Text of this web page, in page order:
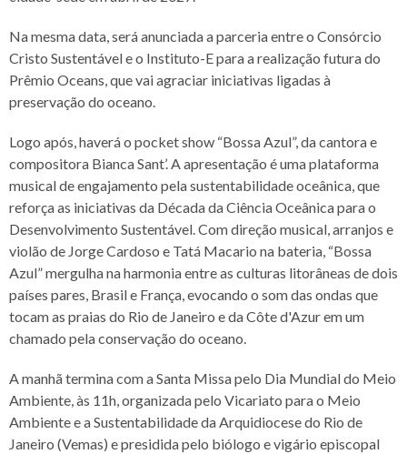
Na mesma data, será anunciada a parceria entre o Consórcio
Cristo Sustentável e o Instituto-E para a realização futura do
Prêmio Oceans, que vai agraciar iniciativas ligadas à
preservação do oceano.
Logo após, haverá o pocket show “Bossa Azul”, da cantora e
compositora Bianca Sant’. A apresentação é uma plataforma
musical de engajamento pela sustentabilidade oceânica, que
reforça as iniciativas da Década da Ciência Oceânica para o
Desenvolvimento Sustentável. Com direção musical, arranjos e
violão de Jorge Cardoso e Tatá Macario na bateria, “Bossa
Azul” mergulha na harmonia entre as culturas litorâneas de dois
países pares, Brasil e França, evocando o som das ondas que
tocam as praias do Rio de Janeiro e da Côte d'Azur em um
chamado pela conservação do oceano.
A manhã termina com a Santa Missa pelo Dia Mundial do Meio
Ambiente, às 11h, organizada pelo Vicariato para o Meio
Ambiente e a Sustentabilidade da Arquidiocese do Rio de
Janeiro (Vemas) e presidida pelo biólogo e vigário episcopal